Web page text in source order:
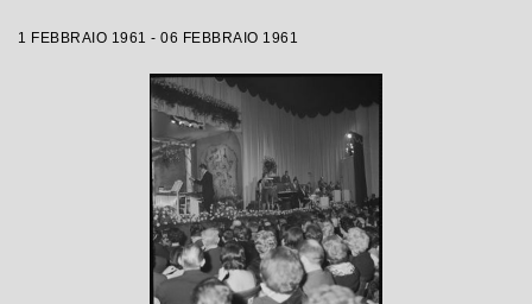
1 FEBBRAIO 1961 - 06 FEBBRAIO 1961